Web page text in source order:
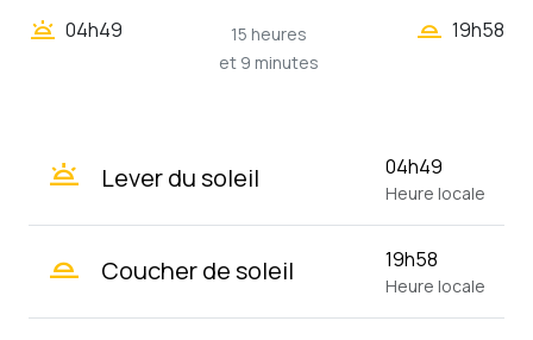
wb_twilight 04h49
15 heures
et 9 minutes
wb_twilight_2 19h58
wb_twilight Lever du soleil 04h49
Heure locale
wb_twilight_2 Coucher de soleil 19h58
Heure locale